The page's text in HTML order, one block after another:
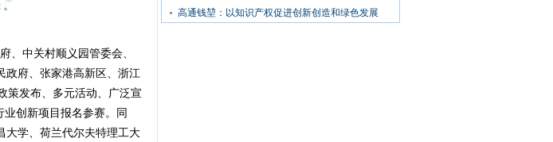
、中关村顺义园管委会、
政府、张家港高新区、浙江
策发布、多元活动、广泛宣
创新项目报名参赛。同
大学、荷兰代尔夫特理工大
高通钱堃：以知识产权促进创新创造和绿色发展